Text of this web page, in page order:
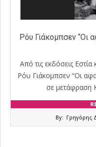
Ρόυ Γιάκομπσεν “Οι
Από τις εκδόσεις
Ρόυ Γιάκομπσεν “Οι
σε μετάφραση
By: Γρηγόρης